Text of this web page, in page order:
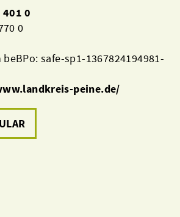
0
0
safe-sp1-1367824194981-
peine.de/